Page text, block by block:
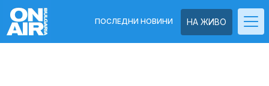
НА ЖИВО
ПОСЛЕДНИ НОВИНИ